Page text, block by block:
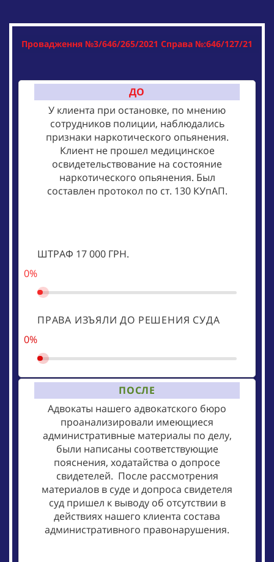
Провадження №3/646/265/2021 Справа №:646/127/21
ДО
У клиента при остановке, по мнению
сотрудников полиции, наблюдались
признаки наркотического опьянения.
Клиент не прошел медицинское
освидетельствование на состояние
наркотического опьянения. Был
составлен протокол по ст. 130 КУпАП.
ШТРАФ 17 000 ГРН.
0%
ПРАВА ИЗЪЯЛИ ДО РЕШЕНИЯ СУДА
0%
ПОСЛЕ
Адвокаты нашего адвокатского бюро
проанализировали имеющиеся
административные материалы по делу,
были написаны соответствующие
пояснения, ходатайства о допросе
свидетелей. После рассмотрения
материалов в суде и допроса свидетеля
суд пришел к выводу об отсутствии в
действиях нашего клиента состава
административного правонарушения.